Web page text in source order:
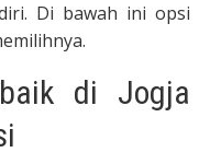
Di bawah ini opsi
di Jogja